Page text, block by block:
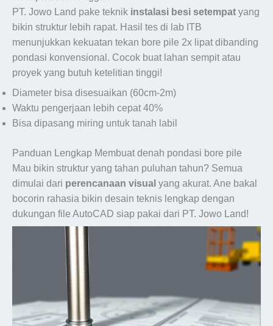
PT. Jowo Land pake teknik instalasi besi setempat yang
bikin struktur lebih rapat. Hasil tes di lab ITB
menunjukkan kekuatan tekan bore pile 2x lipat dibanding
pondasi konvensional. Cocok buat lahan sempit atau
proyek yang butuh ketelitian tinggi!
Diameter bisa disesuaikan (60cm-2m)
Waktu pengerjaan lebih cepat 40%
Bisa dipasang miring untuk tanah labil
Panduan Lengkap Membuat denah pondasi bore pile
Mau bikin struktur yang tahan puluhan tahun? Semua
dimulai dari perencanaan visual yang akurat. Ane bakal
bocorin rahasia bikin desain teknis lengkap dengan
dukungan file AutoCAD siap pakai dari PT. Jowo Land!